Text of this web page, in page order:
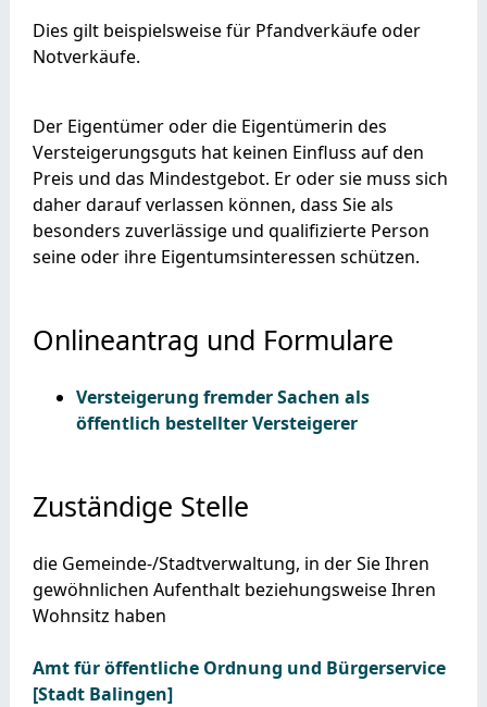
Dies gilt beispielsweise für Pfandverkäufe oder
Notverkäufe.
Der Eigentümer oder die Eigentümerin des
Versteigerungsguts hat keinen Einfluss auf den
Preis und das Mindestgebot. Er oder sie muss sich
daher darauf verlassen können, dass Sie als
besonders zuverlässige und qualifizierte Person
seine oder ihre Eigentumsinteressen schützen.
Onlineantrag und Formulare
Versteigerung fremder Sachen als
öffentlich bestellter Versteigerer
Zuständige Stelle
die Gemeinde-/Stadtverwaltung, in der Sie Ihren
gewöhnlichen Aufenthalt beziehungsweise Ihren
Wohnsitz haben
Amt für öffentliche Ordnung und Bürgerservice
[Stadt Balingen]